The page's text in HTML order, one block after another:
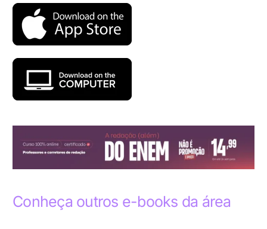
Conheça outros e-books da área